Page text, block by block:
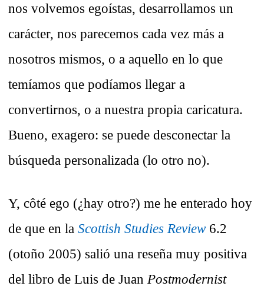
nos volvemos egoístas, desarrollamos un
carácter, nos parecemos cada vez más a
nosotros mismos, o a aquello en lo que
temíamos que podíamos llegar a
convertirnos, o a nuestra propia caricatura.
Bueno, exagero: se puede desconectar la
búsqueda personalizada (lo otro no).
Y, côté ego (¿hay otro?) me he enterado hoy
de que en la Scottish Studies Review 6.2
(otoño 2005) salió una reseña muy positiva
del libro de Luis de Juan Postmodernist